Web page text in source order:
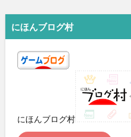
14位 吉光ブレード参
15位 ゲームニュースまとめ速報
にほんブログ村
にほんブログ村